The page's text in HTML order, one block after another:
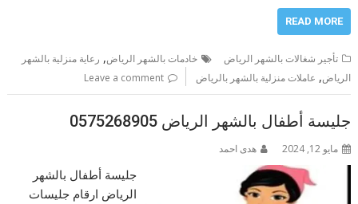
READ MORE
تأجير شغالات بالشهر الرياض خادمات بالشهر الرياض, رعاية منزلية بالشهر
الرياض, عاملات منزلية بالشهر بالرياض Leave a comment
جليسة أطفال بالشهر الرياض 0575268905
مايو 12, 2024 هدى احمد
جليسة أطفال بالشهر
الرياض ارقام جليسات